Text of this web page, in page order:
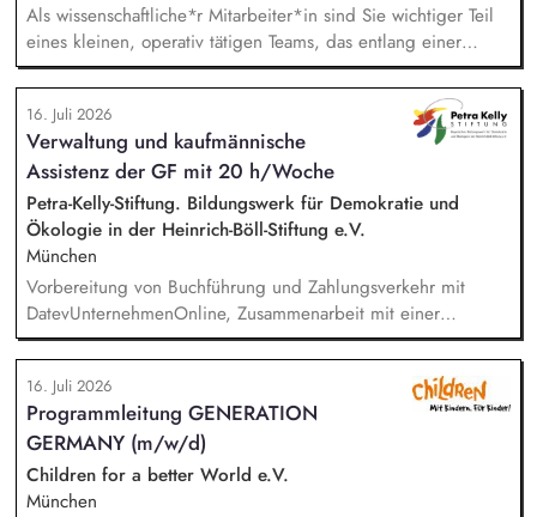
Als wissenschaftliche*r Mitarbeiter*in sind Sie wichtiger Teil
eines kleinen, operativ tätigen Teams, das entlang einer
klaren Programmatik langfristig soziale Innovation
implementiert. Sie unterstützen die Geschäftsführung bei der
Umsetzung der Stiftungsprogrammatik und entwickeln dabei
die Internationalisierungsstrategie der Stiftung weiter. Sie
übersetzen wissenschaftliche Erkenntnisse in
alltagsangebundene Handlungsansätze entlang unserer
Stiftungsprogrammatik.
16. Juli 2026
Verwaltung und kaufmännische
Assistenz der GF mit 20 h/Woche
Petra-Kelly-Stiftung. Bildungswerk für Demokratie und
Ökologie in der Heinrich-Böll-Stiftung e.V.
München
Vorbereitung von Buchführung und Zahlungsverkehr mit
DatevUnternehmenOnline, Zusammenarbeit mit einer
Steuerkanzlei, Zuarbeit Wirtschaftsprüfung bei der Erstellung
des Verwendungsnachweises und des Jahresabschlusses,
Unterstützung in der Projektadministration und -abrechnung,
Administrative Beratung von Kooperationspartner*innen,
Pflege von Personalstammdaten, Unterstützung der
Geschäftsführung, Einführung und Nutzung von digitalen
Anwendungen, Einhaltung und Überprüfung der DSGVO.
16. Juli 2026
Programmleitung GENERATION
GERMANY (m/w/d)
Children for a better World e.V.
München